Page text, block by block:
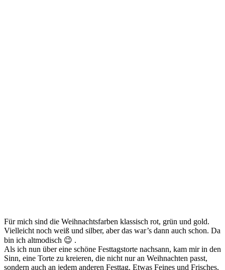
Für mich sind die Weihnachtsfarben klassisch rot, grün und gold.
Vielleicht noch weiß und silber, aber das war’s dann auch schon. Da
bin ich altmodisch 😉 .
Als ich nun über eine schöne Festtagstorte nachsann, kam mir in den
Sinn, eine Torte zu kreieren, die nicht nur an Weihnachten passt,
sondern auch an jedem anderen Festtag. Etwas Feines und Frisches,